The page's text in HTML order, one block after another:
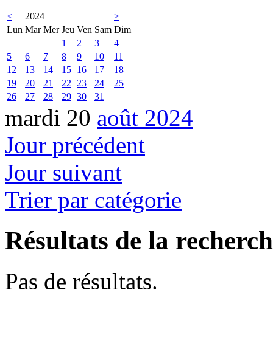
< 2024
>
Lun Mar Mer Jeu Ven Sam Dim
1
2 3
4
5
6 7 8 9 10
11
12
13 14 15 16 17
18
19
20 21 22 23 24
25
26
27 28 29 30 31
mardi 20 août 2024
Jour précédent
Jour suivant
Trier par catégorie
Résultats de la
Pas de résultats.